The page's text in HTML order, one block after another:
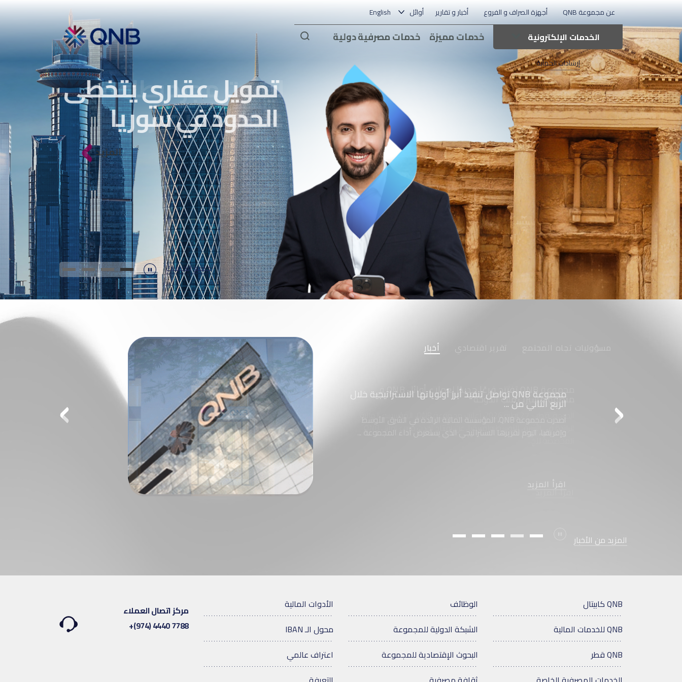
عن مجموعة QNB أجهزة الصراف و الفروع أخبار و تقارير أوائل English
خدمات مميزة خدمات مصرفية دوليةArama الخدمات الإلكترونية
إرشادات الحماية
تمويل عقاري يتخطى
الحدود في سوريا
المزيد
Durdurجميع الحملات
مسؤوليات تجاه المجتمع تقرير اقتصادي أخبار
مجموعة QNB تواصل تنفيذ أبرز أولوياتها الاستراتيجية خلال
الربع الثاني من ...
أصدرت مجموعة QNB، المؤسسة المالية الرائدة في الشرق الأوسط
وإفريقيا، اليوم تقريرها الاستراتيجي الذي يستعرض أداء المجموعة ...
اقرأ المزيد
Durdur
المزيد من الأخبار
QNB كابيتال
QNB للخدمات المالية
QNB قطر
الوظائف
الشبكة الدولية للمجموعة
البحوث الإقتصادية للمجموعة
الأدوات المالية
محول الـ IBAN
اعتراف عالمي
مركز اتصال العملاء
7788 4440 (974)+